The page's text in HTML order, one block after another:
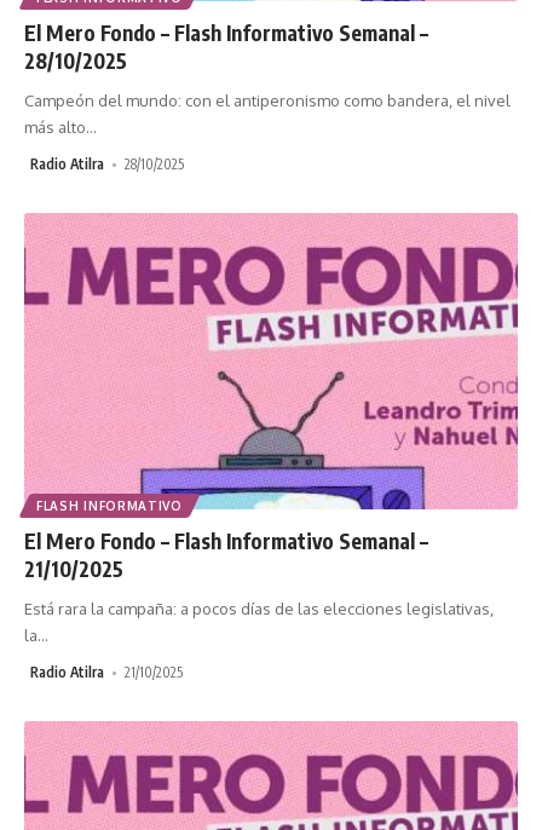
El Mero Fondo – Flash Informativo Semanal –
28/10/2025
Campeón del mundo: con el antiperonismo como bandera, el nivel
más alto…
Radio Atilra 28/10/2025
FLASH INFORMATIVO
El Mero Fondo – Flash Informativo Semanal –
21/10/2025
Está rara la campaña: a pocos días de las elecciones legislativas,
la…
Radio Atilra 21/10/2025